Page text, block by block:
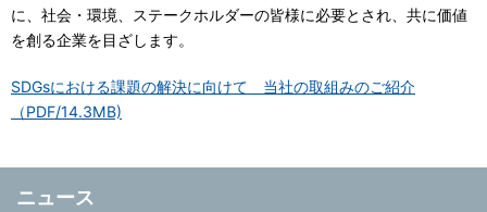
海外拠点
調達品目
取引先通報制度
ファクトシート
業績・財務情報
株式情報
株価情報
に、社会・環境、ステークホルダーの皆様に必要とされ、共に価値
を創る企業を目ざします。
SDGsにおける課題の解決に向けて 当社の取組みのご紹介
（PDF/14.3MB)
ニュース